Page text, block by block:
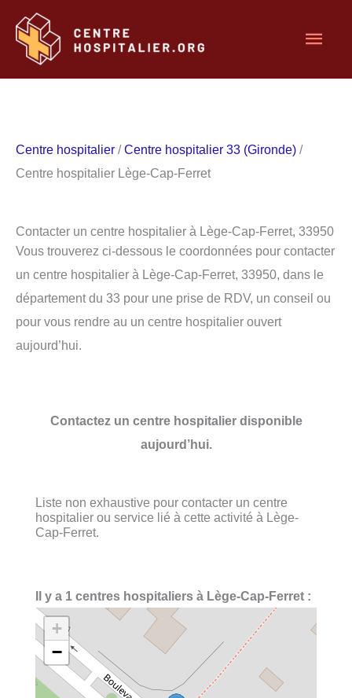
contenu
Centre hospitalier /Centre hospitalier 33 (Gironde) /
Centre hospitalier Lège-Cap-Ferret
Contacter un centre hospitalier à Lège-Cap-Ferret, 33950
Vous trouverez ci-dessous le coordonnées pour contacter
un centre hospitalier à Lège-Cap-Ferret, 33950, dans le
département du 33 pour une prise de RDV, un conseil ou
pour vous rendre au un centre hospitalier ouvert
aujourd’hui.
Contactez un centre hospitalier disponible
aujourd’hui.
Liste non exhaustive pour contacter un centre
hospitalier ou service lié à cette activité à Lège-
Cap-Ferret.
Il y a 1 centres hospitaliers à Lège-Cap-Ferret :
+
−